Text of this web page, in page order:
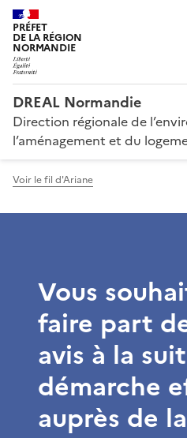
PRÉFET
DE LA RÉGION
NORMANDIE
DREAL Normandie
Direction régionale de
l’aménagement et du
Voir le fil d'Ariane
Vous
faire part
avis à la
démarche
auprès de